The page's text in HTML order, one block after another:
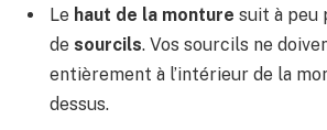
Le haut de la monture suit à peu
de sourcils. Vos sourcils ne
entièrement à l’intérieur de la
dessus.